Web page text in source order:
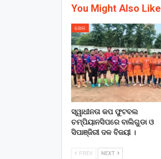
You Might Also Like
ଖେଳ
ସ୍ୱାଧୀନତା କପ ଫୁଟବଲ
ଚମ୍ପିୟାନସିପରେ ବାଲିଗୁଡା ଓ
ସିପାଞ୍ଜିରୀ ଦଳ ବିଜୟୀ ।
PREV NEXT